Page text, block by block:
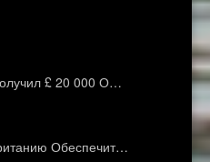
£ 20 000 О…
Обеспечит…